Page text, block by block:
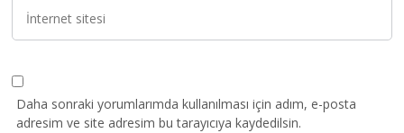
Daha sonraki yorumlarımda kullanılması için adım, e-posta
adresim ve site adresim bu tarayıcıya kaydedilsin.